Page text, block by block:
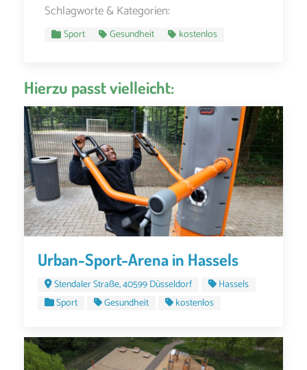
Schlagworte & Kategorien:
Sport Gesundheit kostenlos
Hierzu passt vielleicht:
Urban-Sport-Arena in Hassels
Stendaler Straße, 40599 Düsseldorf
Hassels
Sport
Gesundheit kostenlos